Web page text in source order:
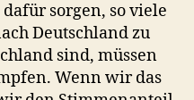
sorgen, so viele
Deutschland zu
sind, müssen
Wenn wir das